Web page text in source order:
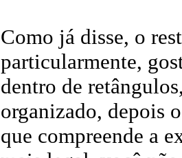
Como já disse, o
particularmente,
dentro de
organizado, depois
que compreende a